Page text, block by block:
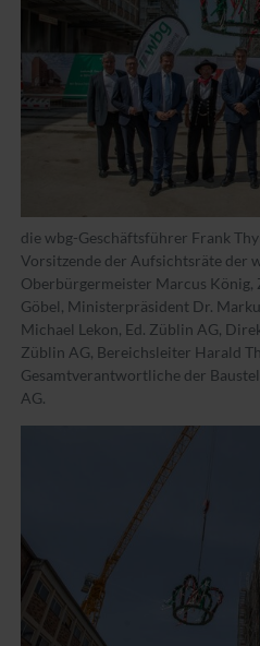
die wbg-Geschäftsführer Frank
Vorsitzende der Aufsichtsräte der
Oberbürgermeister Marcus König,
Göbel, Ministerpräsident Dr.
Michael Lekon, Ed. Züblin AG,
Züblin AG, Bereichsleiter Harald
Gesamtverantwortliche der
AG.